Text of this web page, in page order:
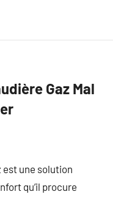
Gaz Mal
est une solution
qu’il procure